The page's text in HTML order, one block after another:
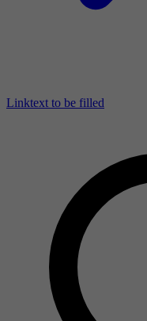
Linktext to be filled